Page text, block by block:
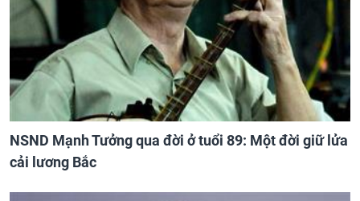
NSND Mạnh Tưởng qua đời ở tuổi 89: Một đời giữ lửa
cải lương Bắc